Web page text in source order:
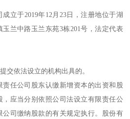
立于2019年12月23日，注册地位于湖
兰中路玉兰东苑3栋201号，法定代表
交依法设立的机构出具的。
任公司股东认缴新增资本的出资和股
应当分别依照公司法设立有限责任公
司缴纳股款的有关规定执行。股份有